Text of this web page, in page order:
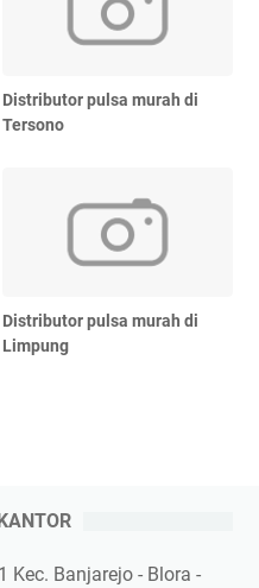
Distributor pulsa murah di
Tersono
Distributor pulsa murah di
Limpung
Kec. Banjarejo - Blora -